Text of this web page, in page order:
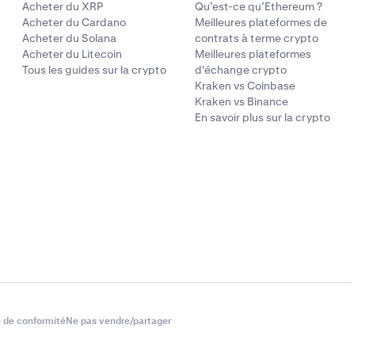
Acheter du XRP
Acheter du Cardano
Acheter du Solana
Acheter du Litecoin
Tous les guides sur la crypto
Qu’est-ce qu’Ethereum ?
Meilleures plateformes de
contrats à terme crypto
Meilleures plateformes
d'échange crypto
Kraken vs Coinbase
Kraken vs Binance
En savoir plus sur la crypto
de conformitéNe pas vendre/partager